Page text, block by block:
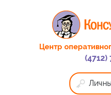
Центр
(4712)